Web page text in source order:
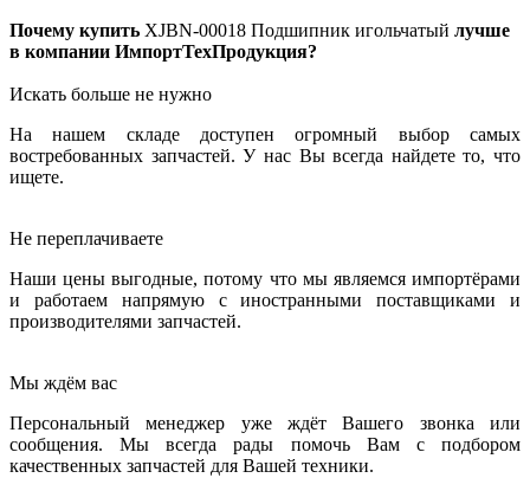
Почему купить XJBN-00018 Подшипник игольчатый лучше
в компании ИмпортТехПродукция?
Искать больше не нужно
На нашем складе доступен огромный выбор самых
востребованных запчастей. У нас Вы всегда найдете то, что
ищете.
Не переплачиваете
Наши цены выгодные, потому что мы являемся импортёрами
и работаем напрямую с иностранными поставщиками и
производителями запчастей.
Мы ждём вас
Персональный менеджер уже ждёт Вашего звонка или
сообщения. Мы всегда рады помочь Вам с подбором
качественных запчастей для Вашей техники.